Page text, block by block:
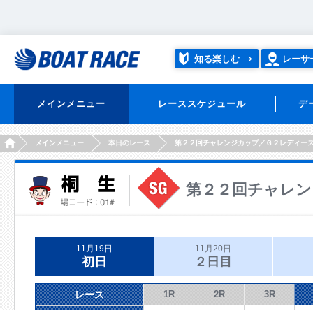
知る楽しむ レーサ
メインメニュー レーススケジュール デ
HOMEメインメニュー 本日のレース 第２２回チャレンジカップ／Ｇ２レディー
第２２回チャレ
11月19日
初日
11月20日
２日目
レース 1R 2R 3R